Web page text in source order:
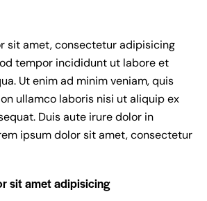
sit amet, consectetur adipisicing
tempor incididunt ut labore et
Ut enim ad minim veniam, quis
ullamco laboris nisi ut aliquip ex
Duis aute irure dolor in
ipsum dolor sit amet, consectetur
sit amet adipisicing